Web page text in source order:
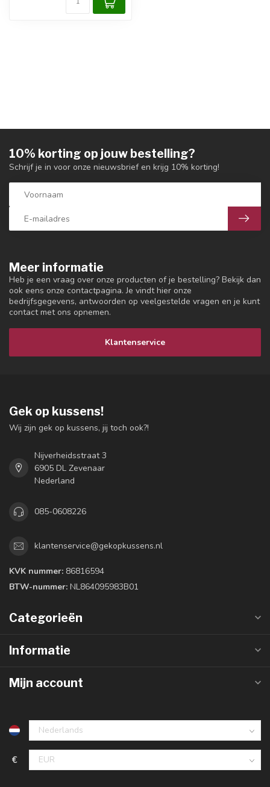
Meer informatie
Heb je een vraag over onze producten of je bestelling? Bekijk dan
ook eens onze contactpagina. Je vindt hier onze
bedrijfsgegevens, antwoorden op veelgestelde vragen en je kunt
contact met ons opnemen.
Klantenservice
10% korting op jouw bestelling?
Schrijf je in voor onze nieuwsbrief en krijg 10% korting!
Gek op kussens!
Wij zijn gek op kussens, jij toch ook?!
Nijverheidsstraat 3
6905 DL Zevenaar
Nederland
085-0608226
klantenservice@gekopkussens.nl
KVK nummer: 86816594
BTW-nummer: NL864095983B01
Categorieën
Informatie
Mijn account
€